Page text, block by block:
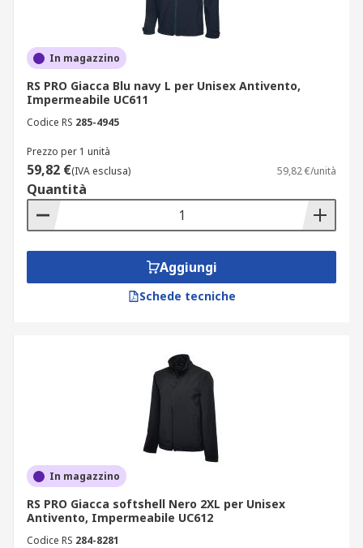
In magazzino
RS PRO Giacca Blu navy L per Unisex Antivento,
Impermeabile UC611
Codice RS 285-4945
Prezzo per 1 unità
59,82 €(IVA esclusa) 59,82 €/unità
Quantità
Aggiungi
Schede tecniche
In magazzino
RS PRO Giacca softshell Nero 2XL per Unisex
Antivento, Impermeabile UC612
Codice RS 284-8281